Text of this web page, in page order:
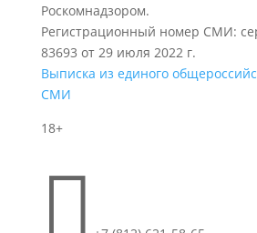
Роскомнадзором.
Регистрационный номер СМИ:
83693 от 29 июля 2022 г.
Выписка из единого
СМИ
18+
